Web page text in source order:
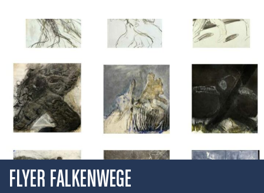
FLYER FALKENWEGE